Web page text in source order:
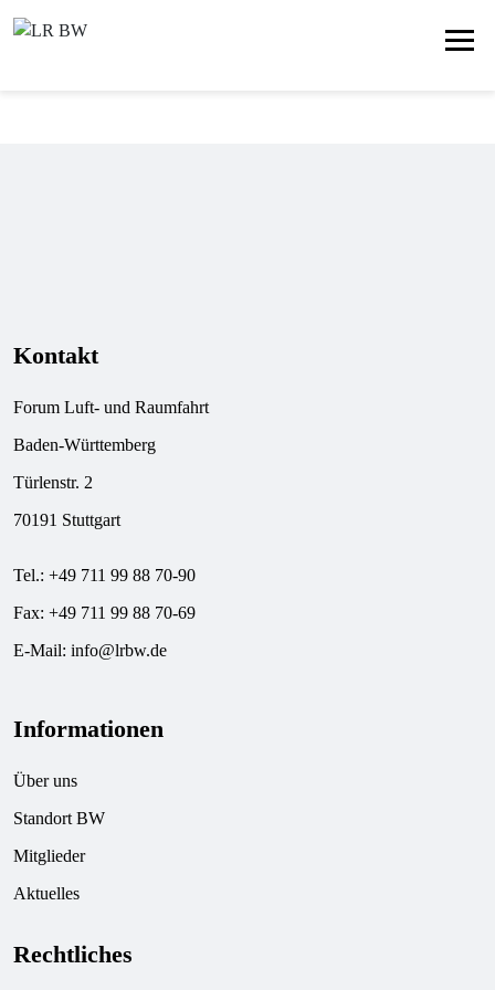
Kontakt
Forum Luft- und Raumfahrt
Baden-Württemberg
Türlenstr. 2
70191 Stuttgart
Tel.: +49 711 99 88 70-90
Fax: +49 711 99 88 70-69
E-Mail: info@lrbw.de
Informationen
Über uns
Standort BW
Mitglieder
Aktuelles
Rechtliches